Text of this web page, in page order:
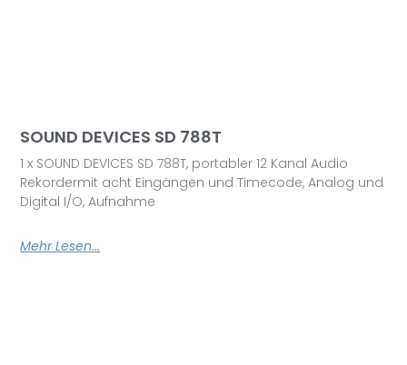
SOUND DEVICES SD 788T
1 x SOUND DEVICES SD 788T, portabler 12 Kanal Audio
Rekordermit acht Eingängen und Timecode, Analog und
Digital I/O, Aufnahme
Mehr Lesen...